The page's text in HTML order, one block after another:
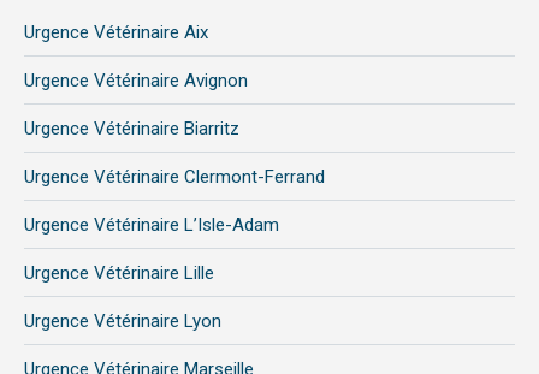
in
new
window
new new
Urgence Vétérinaire Aix
Urgence Vétérinaire Avignon
Urgence Vétérinaire Biarritz
Urgence Vétérinaire Clermont-Ferrand
Urgence Vétérinaire L’Isle-Adam
Urgence Vétérinaire Lille
Urgence Vétérinaire Lyon
Urgence Vétérinaire Marseille